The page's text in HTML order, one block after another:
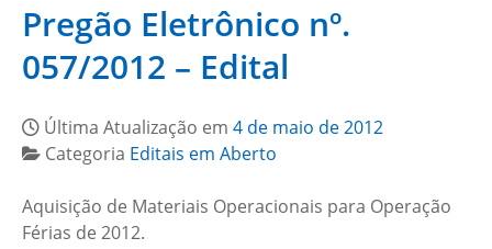
Pregão Eletrônico nº.
057/2012 – Edital
Última Atualização em 4 de maio de 2012
Categoria Editais em Aberto
Aquisição de Materiais Operacionais para Operação
Férias de 2012.